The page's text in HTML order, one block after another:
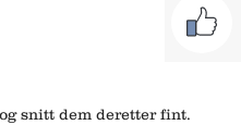
snitt dem deretter fint.